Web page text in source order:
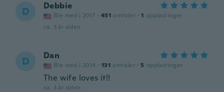
D Debbie
Ble med i 2017 · 451 omtaler · 1 opplastinger
ca. 3 år siden
D Dan
Ble med i 2014 · 131 omtaler · 5 opplastinger
The wife loves it!!
ca. 3 år siden